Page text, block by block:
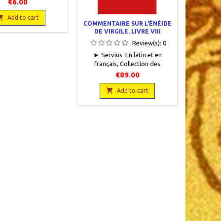
en bon état
par un papier cristal.
très jauni de
uniforme
€6.00
Add to cart
COMMENTAIRE SUR L'ÉNÉIDE
DE VIRGILE. LIVRE VIII
Review(s): 0
► Servius En latin et en
français, Collection des
Universités de France, Les
Belles Lettres, 2022, 12,5 x 19,
824 pages dont index et
bibliographie, broché. Neuf.
9782251014951
€89.00
 Add to cart
rouge
insolé,
fatigués,
papier